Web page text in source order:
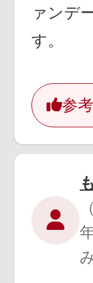
ァンデ
す。
参